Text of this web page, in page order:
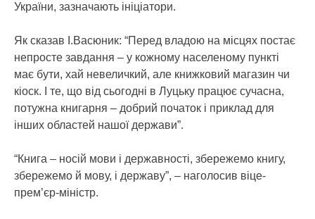
України, зазначають ініціатори.
Як сказав І.Васюник: “Перед владою на місцях постає
непросте завдання – у кожному населеному пункті
має бути, хай невеличкий, але книжковий магазин чи
кіоск. І те, що від сьогодні в Луцьку працює сучасна,
потужна книгарня – добрий початок і приклад для
інших областей нашої держави”.
“Книга – носій мови і державності, збережемо книгу,
збережемо й мову, і державу”, – наголосив віце-
прем’єр-міністр.